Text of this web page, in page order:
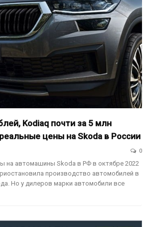
Kodiaq почти за 5 млн
цены на Skoda в России
0
на автомашины Skoda в РФ в октябре 2022
производство автомобилей в
Но у дилеров марки автомобили все